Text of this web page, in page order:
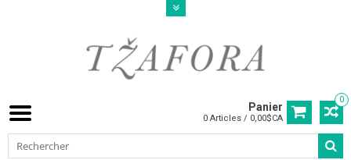
0
Panier
0 Articles / 0,00$CA